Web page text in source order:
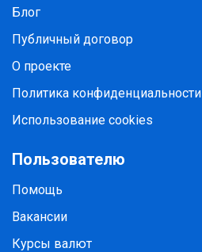
Блог
Публичный договор
О проекте
Политика конфиденциальности
Использование cookies
Пользователю
Помощь
Вакансии
Курсы валют